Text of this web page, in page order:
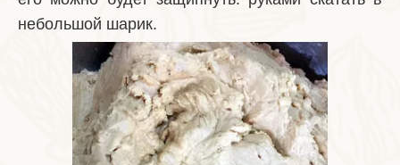
небольшой шарик.